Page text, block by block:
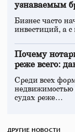
узнаваемым
Бизнес часто
инвестиций, а
Почему
реже всего:
Среди всех
недвижимостью
судах реже…
ДРУГИЕ НОВОСТИ